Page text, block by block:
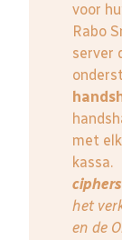
voor
Rabo
server
met
kassa.
ciphers
het
en de